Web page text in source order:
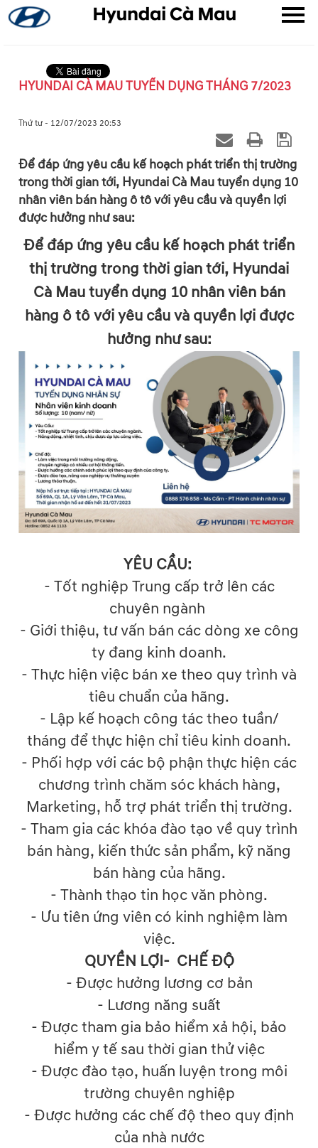
HYUNDAI CÀ MAU TUYỂN DỤNG THÁNG 7/2023
Thứ tư - 12/07/2023 20:53
Để đáp ứng yêu cầu kế hoạch phát triển thị trường
trong thời gian tới, Hyundai Cà Mau tuyển dụng 10
nhân viên bán hàng ô tô với yêu cầu và quyền lợi
được hưởng như sau:
Để đáp ứng yêu cầu kế hoạch phát triển
thị trường trong thời gian tới, Hyundai
Cà Mau tuyển dụng 10 nhân viên bán
hàng ô tô với yêu cầu và quyền lợi được
hưởng như sau:
YÊU CẦU:
- Tốt nghiệp Trung cấp trở lên các
chuyên ngành
- Giới thiệu, tư vấn bán các dòng xe công
ty đang kinh doanh.
- Thực hiện việc bán xe theo quy trình và
tiêu chuẩn của hãng.
- Lập kế hoạch công tác theo tuần/
tháng để thực hiện chỉ tiêu kinh doanh.
- Phối hợp với các bộ phận thực hiện các
chương trình chăm sóc khách hàng,
Marketing, hỗ trợ phát triển thị trường.
- Tham gia các khóa đào tạo về quy trình
bán hàng, kiến thức sản phẩm, kỹ năng
bán hàng của hãng.
- Thành thạo tin học văn phòng.
- Ưu tiên ứng viên có kinh nghiệm làm
việc.
QUYỀN LỢI- CHẾ ĐỘ
- Được hưởng lương cơ bản
- Lương năng suất
- Được tham gia bảo hiểm xả hội, bảo
hiểm y tế sau thời gian thử việc
- Được đào tạo, huấn luyện trong môi
trường chuyên nghiệp
- Được hưởng các chế độ theo quy định
của nhà nước